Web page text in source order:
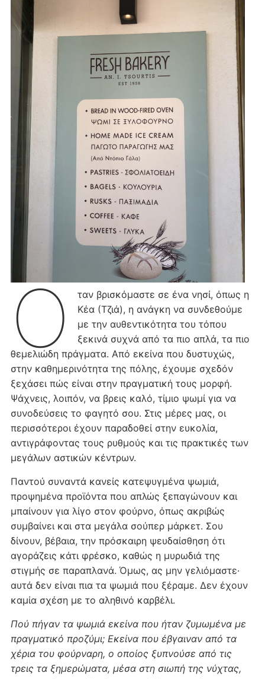
Ό
ταν βρισκόμαστε σε ένα νησί, όπως η
Κέα (Τζιά), η ανάγκη να συνδεθούμε
με την αυθεντικότητα του τόπου
ξεκινά συχνά από τα πιο απλά, τα πιο
θεμελιώδη πράγματα. Από εκείνα που δυστυχώς,
στην καθημερινότητα της πόλης, έχουμε σχεδόν
ξεχάσει πώς είναι στην πραγματική τους μορφή.
Ψάχνεις, λοιπόν, να βρεις καλό, τίμιο ψωμί για να
συνοδεύσεις το φαγητό σου. Στις μέρες μας, οι
περισσότεροι έχουν παραδοθεί στην ευκολία,
αντιγράφοντας τους ρυθμούς και τις πρακτικές των
μεγάλων αστικών κέντρων.
Παντού συναντά κανείς κατεψυγμένα ψωμιά,
προψημένα προϊόντα που απλώς ξεπαγώνουν και
μπαίνουν για λίγο στον φούρνο, όπως ακριβώς
συμβαίνει και στα μεγάλα σούπερ μάρκετ. Σου
δίνουν, βέβαια, την πρόσκαιρη ψευδαίσθηση ότι
αγοράζεις κάτι φρέσκο, καθώς η μυρωδιά της
στιγμής σε παραπλανά. Όμως, ας μην γελιόμαστε·
αυτά δεν είναι πια τα ψωμιά που ξέραμε. Δεν έχουν
καμία σχέση με το αληθινό καρβέλι.
Πού πήγαν τα ψωμιά εκείνα που ήταν ζυμωμένα με
πραγματικό προζύμι; Εκείνα που έβγαιναν από τα
χέρια του φούρναρη, ο οποίος ξυπνούσε από τις
τρεις τα ξημερώματα, μέσα στη σιωπή της νύχτας,